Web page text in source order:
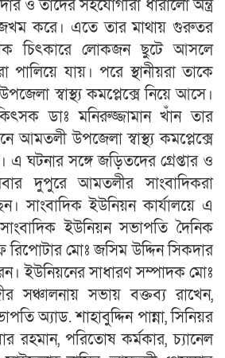
ও তাদের সহযোগীরা ধারালো অন্ত্র
করে। এতে তার মাথায় গুরুতর
চিৎকারে লোকজন ছুটে আসলে
পালিয়ে যায়। পরে স্থানীয়রা তাকে
স্বাস্থ্য কমপ্লেক্সে নিয়ে আসে।
ডাঃ মনিরুজ্জামান খাঁন তার
আমতলী উপজেলা স্বাস্থ্য কমপ্লেক্সে
এ ঘটনার সঙ্গে জড়িতদের গ্রেপ্তার ও
দুপুরে আমতলীর সাংবাদিকরা
সাংবাদিক ইউনিয়ন কার্যালয়ে এ
ইউনিয়ন সভাপতি দৈনিক
রিপোটার মোঃ জসিম উদ্দিন সিকদার
ইউনিয়নের সাধারণ সম্পাদক মোঃ
সঞ্চালনায় সভায় বক্তব্য রাখেন,
অ্যাড. শাহাবুদ্দিন পান্না, সিনিয়র
রহমান, পরিতোষ কর্মকার, চ্যানেল